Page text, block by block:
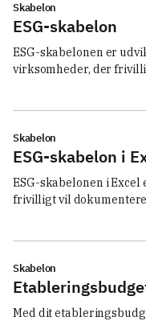
Skabelon
ESG-skabelon
ESG-skabelonen er
virksomheder, der
Skabelon
ESG-skabelon i
ESG-skabelonen i
frivilligt vil
Skabelon
Med dit